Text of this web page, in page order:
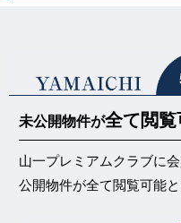
未公開物件が全て閲覧
山一プレミアムクラブに
公開物件が全て閲覧可能と